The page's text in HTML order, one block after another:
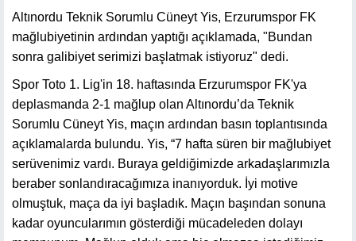
Altınordu Teknik Sorumlu Cüneyt Yis, Erzurumspor FK
mağlubiyetinin ardından yaptığı açıklamada, "Bundan
sonra galibiyet serimizi başlatmak istiyoruz" dedi.
Spor Toto 1. Lig'in 18. haftasında Erzurumspor FK'ya
deplasmanda 2-1 mağlup olan Altınordu’da Teknik
Sorumlu Cüneyt Yis, maçın ardından basın toplantısında
açıklamalarda bulundu. Yis, “7 hafta süren bir mağlubiyet
serüvenimiz vardı. Buraya geldiğimizde arkadaşlarımızla
beraber sonlandıracağımıza inanıyorduk. İyi motive
olmuştuk, maça da iyi başladık. Maçın başından sonuna
kadar oyuncularımın gösterdiği mücadeleden dolayı